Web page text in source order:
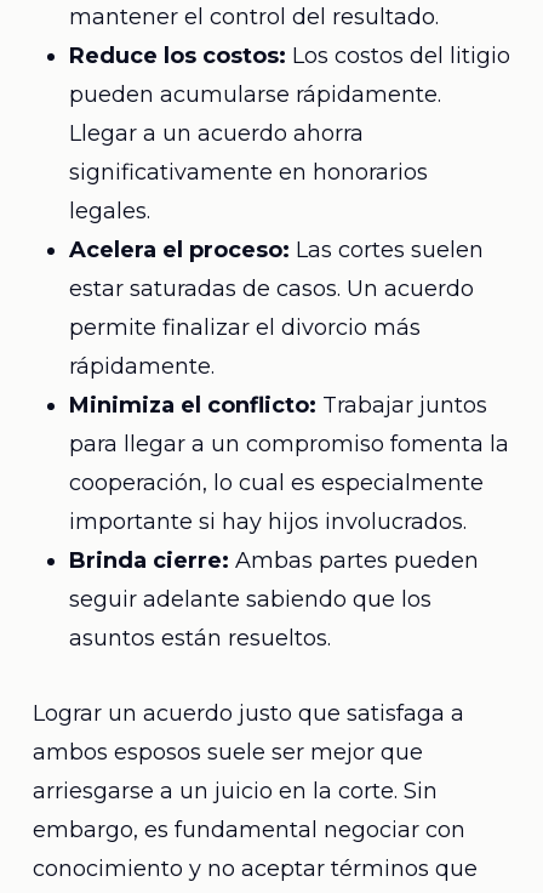
mantener el control del resultado.
Reduce los costos: Los costos del litigio
pueden acumularse rápidamente.
Llegar a un acuerdo ahorra
significativamente en honorarios
legales.
Acelera el proceso: Las cortes suelen
estar saturadas de casos. Un acuerdo
permite finalizar el divorcio más
rápidamente.
Minimiza el conflicto: Trabajar juntos
para llegar a un compromiso fomenta la
cooperación, lo cual es especialmente
importante si hay hijos involucrados.
Brinda cierre: Ambas partes pueden
seguir adelante sabiendo que los
asuntos están resueltos.
Lograr un acuerdo justo que satisfaga a
ambos esposos suele ser mejor que
arriesgarse a un juicio en la corte. Sin
embargo, es fundamental negociar con
conocimiento y no aceptar términos que